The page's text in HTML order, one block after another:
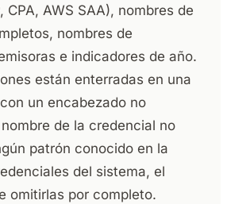
CPA, AWS SAA), nombres de
nombres de
e indicadores de año.
están enterradas en una
un encabezado no
de la credencial no
patrón conocido en la
del sistema, el
omitirlas por completo.